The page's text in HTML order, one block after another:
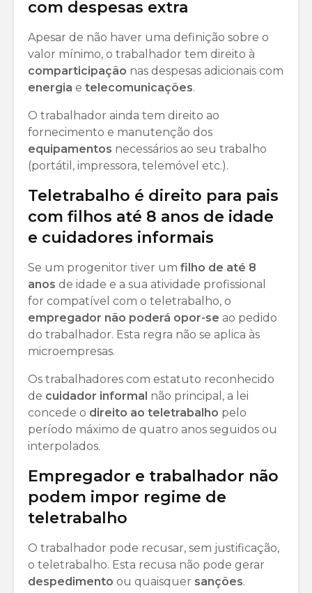
com despesas extra
Apesar de não haver uma definição sobre o
valor mínimo, o trabalhador tem direito à
comparticipação nas despesas adicionais com
energia e telecomunicações.
O trabalhador ainda tem direito ao
fornecimento e manutenção dos
equipamentos necessários ao seu trabalho
(portátil, impressora, telemóvel etc.).
Teletrabalho é direito para pais
com filhos até 8 anos de idade
e cuidadores informais
Se um progenitor tiver um filho de até 8
anos de idade e a sua atividade profissional
for compatível com o teletrabalho, o
empregador não poderá opor-se ao pedido
do trabalhador. Esta regra não se aplica às
microempresas.
Os trabalhadores com estatuto reconhecido
de cuidador informal não principal, a lei
concede o direito ao teletrabalho pelo
período máximo de quatro anos seguidos ou
interpolados.
Empregador e trabalhador não
podem impor regime de
teletrabalho
O trabalhador pode recusar, sem justificação,
o teletrabalho. Esta recusa não pode gerar
despedimento ou quaisquer sanções.